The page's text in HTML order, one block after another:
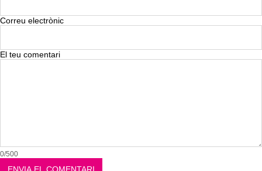
Correu electrònic
El teu comentari
0/500